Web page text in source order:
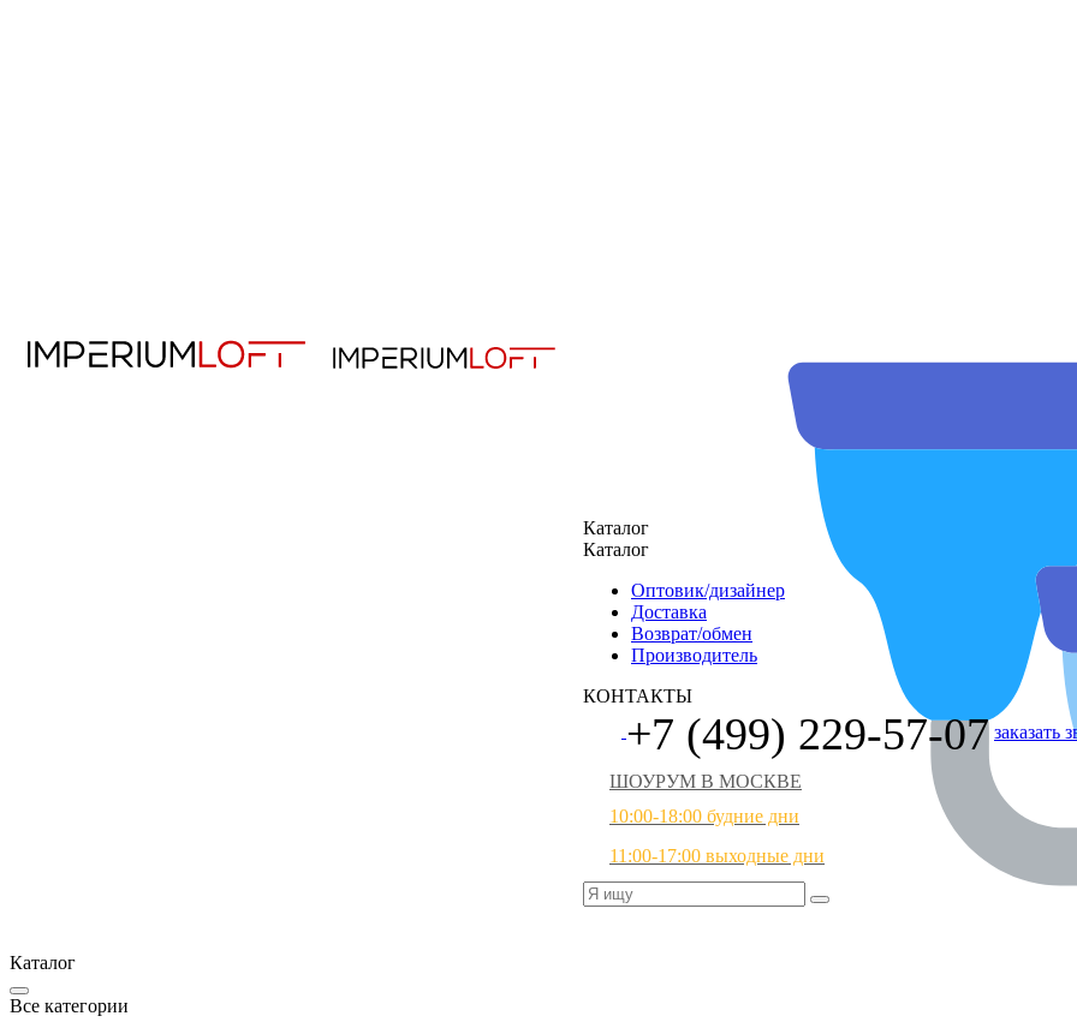
Каталог
Каталог
Оптовик/дизайнер
Доставка
Возврат/обмен
Производитель
КОНТАКТЫ
+7 (499) 229-57-07 заказать
ШОУРУМ В МОСКВЕ
10:00-18:00 будние дни
11:00-17:00 выходные дни
Каталог
Все категории